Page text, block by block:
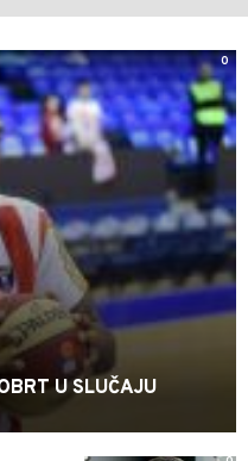
0
U SLUČAJU